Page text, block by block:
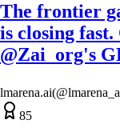
The frontier
is closing
@Zai_org's
85